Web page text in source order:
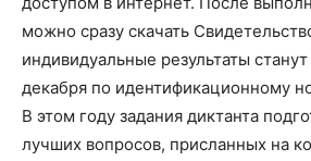
можно сразу скачать
индивидуальные результаты
декабря по идентификационному
В этом году задания диктанта
лучших вопросов, присланных на